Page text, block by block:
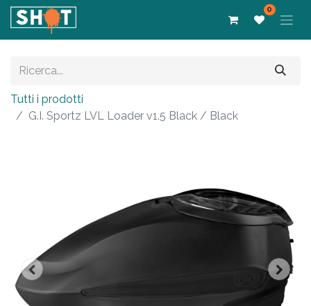
0
Tutti i prodotti
G.I. Sportz LVL Loader v1.5 Black / Black